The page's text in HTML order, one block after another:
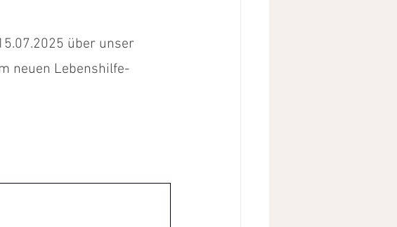
über unser
neuen Lebenshilfe-